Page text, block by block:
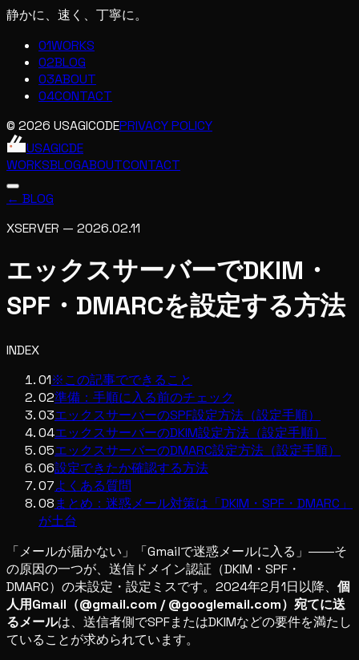
静かに、速く、丁寧に。
01WORKS
02BLOG
03ABOUT
04CONTACT
© 2026 USAGICODEPRIVACY POLICY
USAGICDE
WORKSBLOGABOUTCONTACT
← BLOG
XSERVER — 2026.02.11
エックスサーバーでDKIM・
SPF・DMARCを設定する方法
INDEX
01※この記事でできること
02準備：手順に入る前のチェック
03エックスサーバーのSPF設定方法（設定手順）
04エックスサーバーのDKIM設定方法（設定手順）
05エックスサーバーのDMARC設定方法（設定手順）
06設定できたか確認する方法
07よくある質問
08まとめ：迷惑メール対策は「DKIM・SPF・DMARC」
が土台
「メールが届かない」「Gmailで迷惑メールに入る」――そ
の原因の一つが、送信ドメイン認証（DKIM・SPF・
DMARC）の未設定・設定ミスです。2024年2月1日以降、 個
人用Gmail（@gmail.com / @googlemail.com）宛てに送
るメールは、送信者側でSPFまたはDKIMなどの要件を満たし
ていることが求められています。